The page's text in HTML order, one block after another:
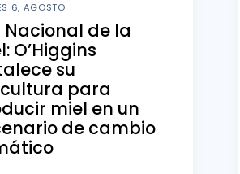
6, AGOSTO
Nacional de la
O’Higgins
su
para
miel en un
de cambio